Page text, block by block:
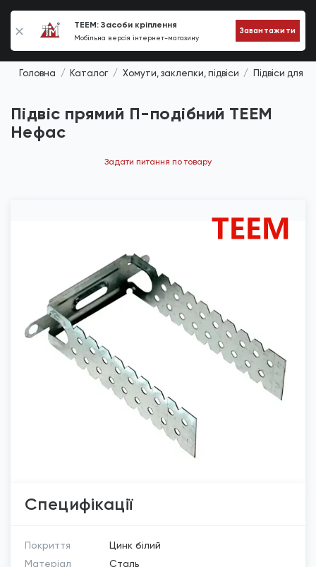
TEEM: Засоби кріплення
Мобільна версія інтернет-магазину
Завантажити
0
Головна Каталог Хомути, заклепки, підвіси Підвіси для
Підвіс прямий П-подібний TEEM
Нефас
Задати питання по товару
Специфікації
Покриття
Цинк білий
Матеріал
Сталь